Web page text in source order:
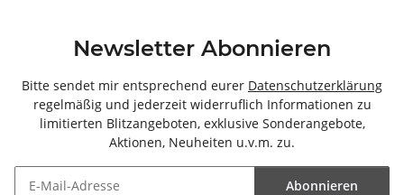
Newsletter Abonnieren
Bitte sendet mir entsprechend eurer Datenschutzerklärung
regelmäßig und jederzeit widerruflich Informationen zu
limitierten Blitzangeboten, exklusive Sonderangebote,
Aktionen, Neuheiten u.v.m. zu.
Abonnieren